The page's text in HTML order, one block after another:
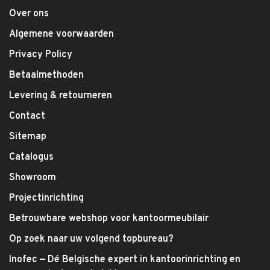
Over ons
Algemene voorwaarden
Privacy Policy
Betaalmethoden
Levering & retourneren
Contact
Sitemap
Catalogus
Showroom
Projectinrichting
Betrouwbare webshop voor kantoormeubilair
Op zoek naar uw volgend topbureau?
Inofec — Dé Belgische expert in kantoorinrichting en